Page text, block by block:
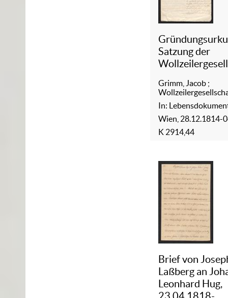
Satzung der
Grimm, Jacob ;
In:
Wien, 28.12.1814-
K 2914,44
Brief von
Laßberg an
Leonhard Hug,
23.04.1818-